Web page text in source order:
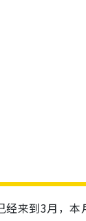
经来到3月，本